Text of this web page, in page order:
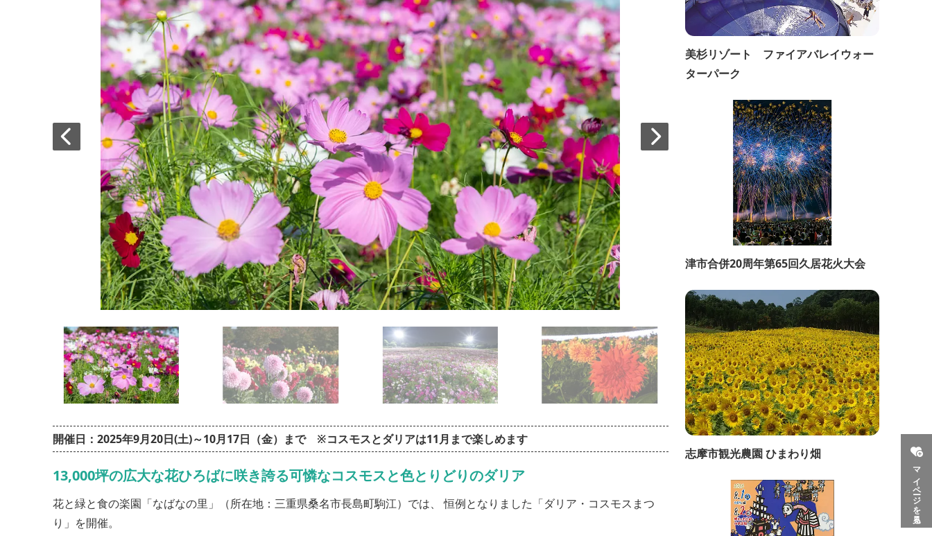
マイページを見る
開催日：2025年9月20日(土)～10月17日（金）まで ※コスモスとダリアは11月まで楽しめます
13,000坪の広大な花ひろばに咲き誇る可憐なコスモスと色とりどりのダリア
花と緑と食の楽園「なばなの里」（所在地：三重県桑名市長島町駒江）では、 恒例となりました「ダリア・コスモスまつ
り」を開催。
美杉リゾート ファイアバレイウォー
ターパーク
津市合併20周年第65回久居花火大会
志摩市観光農園 ひまわり畑